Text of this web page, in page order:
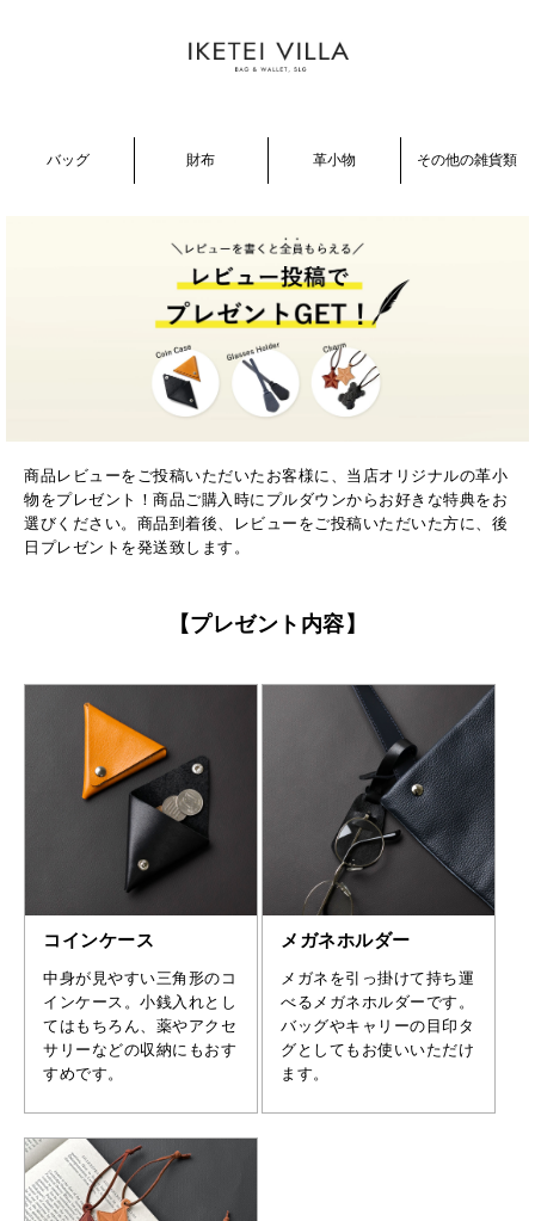
商品レビューをご投稿いただいたお客様に、当店オリジナルの革小
物をプレゼント！商品ご購入時にプルダウンからお好きな特典をお
選びください。商品到着後、レビューをご投稿いただいた方に、後
日プレゼントを発送致します。
【プレゼント内容】
コインケース
中身が見やすい三角形のコ
インケース。小銭入れとし
てはもちろん、薬やアクセ
サリーなどの収納にもおす
すめです。
メガネホルダー
メガネを引っ掛けて持ち運
べるメガネホルダーです。
バッグやキャリーの目印タ
グとしてもお使いいただけ
ます。